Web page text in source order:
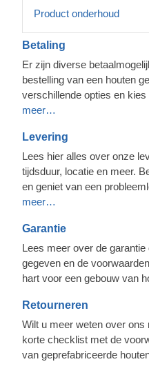
Product onderhoud
Betaling
Er zijn diverse
bestelling van een houten
verschillende opties en
meer…
Levering
Lees hier alles over onze
tijdsduur, locatie en meer.
en geniet van een
meer…
Garantie
Lees meer over de
gegeven en de
hart voor een gebouw van
Retourneren
Wilt u meer weten over ons
korte checklist met de
van geprefabriceerde